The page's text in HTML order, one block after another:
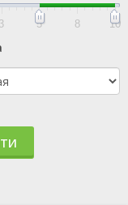
3 5 8 10